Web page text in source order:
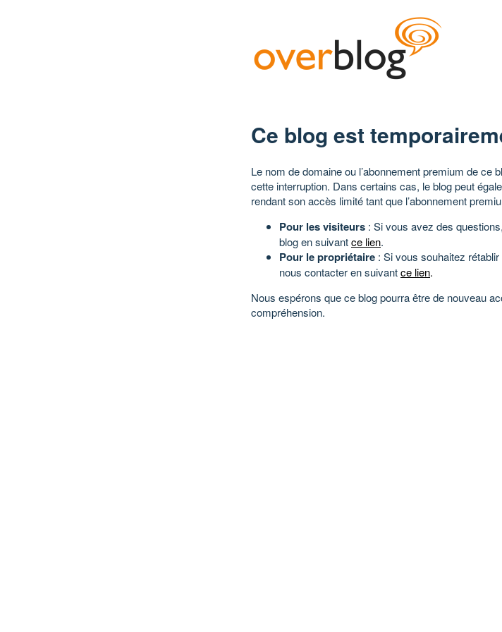
Ce blog est
Le nom de domaine ou l’abonnement premium de ce
cette interruption. Dans certains cas, le blog peut
rendant son accès limité tant que l’abonnement
Pour les visiteurs : Si vous avez des
blog en suivantce lien.
Pour le propriétaire : Si vous souhaitez
nous contacter en suivantce lien.
Nous espérons que ce blog pourra être de nouveau
compréhension.